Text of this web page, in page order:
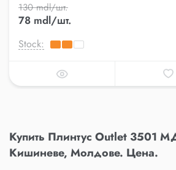
130 mdl/шт.
78 mdl/шт.
Stock:
Купить Плинтус Outlet 3501
Кишиневе, Молдове. Цена.